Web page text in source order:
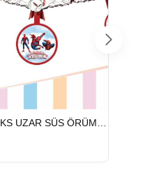
HIZLI
GÖNDERİ
LÜKS UZAR SÜS ÖRÜMCEK ADAM